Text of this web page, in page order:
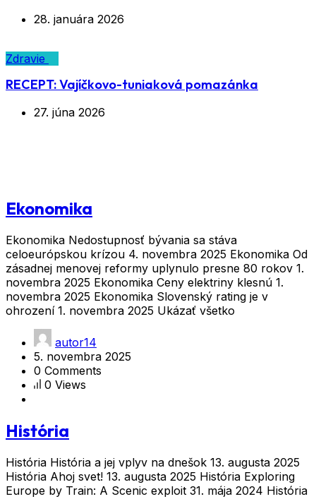
28. januára 2026
Zdravie
RECEPT: Vajíčkovo-tuniaková pomazánka
27. júna 2026
Ekonomika
Ekonomika Nedostupnosť bývania sa stáva
celoeurópskou krízou 4. novembra 2025 Ekonomika Od
zásadnej menovej reformy uplynulo presne 80 rokov 1.
novembra 2025 Ekonomika Ceny elektriny klesnú 1.
novembra 2025 Ekonomika Slovenský rating je v
ohrození 1. novembra 2025 Ukázať všetko
autor14
5. novembra 2025
0 Comments
0 Views
História
História História a jej vplyv na dnešok 13. augusta 2025
História Ahoj svet! 13. augusta 2025 História Exploring
Europe by Train: A Scenic exploit 31. mája 2024 História